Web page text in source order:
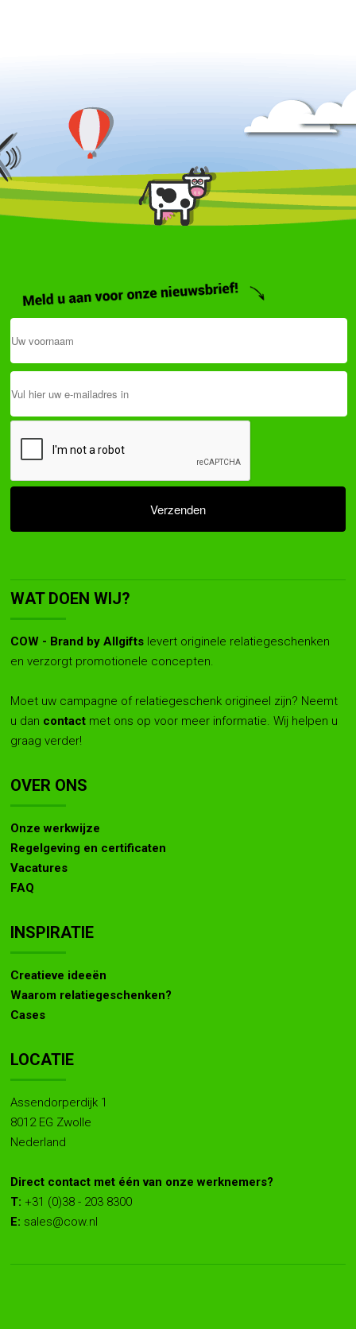
WAT DOEN WIJ?
COW - Brand by Allgifts levert originele relatiegeschenken
en verzorgt promotionele concepten.
Moet uw campagne of relatiegeschenk origineel zijn? Neemt
u dan contact met ons op voor meer informatie. Wij helpen u
graag verder!
OVER ONS
Onze werkwijze
Regelgeving en certificaten
Vacatures
FAQ
INSPIRATIE
Creatieve ideeën
Waarom relatiegeschenken?
Cases
LOCATIE
Assendorperdijk 1
8012 EG Zwolle
Nederland
Direct contact met één van onze werknemers?
T: +31 (0)38 - 203 8300
E: sales@cow.nl